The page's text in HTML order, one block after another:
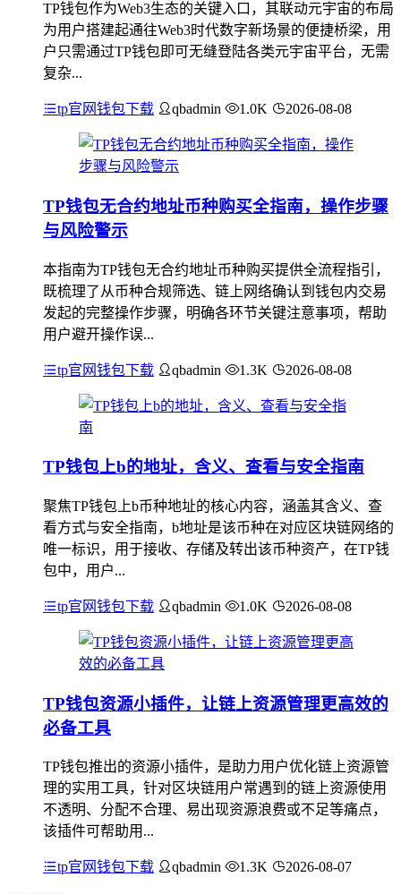
TP钱包作为Web3生态的关键入口，其联动元宇宙的布局
为用户搭建起通往Web3时代数字新场景的便捷桥梁，用
户只需通过TP钱包即可无缝登陆各类元宇宙平台，无需
复杂...
tp官网钱包下载 qbadmin 1.0K 2026-08-08
TP钱包无合约地址币种购买全指南，操作步骤
与风险警示
本指南为TP钱包无合约地址币种购买提供全流程指引，
既梳理了从币种合规筛选、链上网络确认到钱包内交易
发起的完整操作步骤，明确各环节关键注意事项，帮助
用户避开操作误...
tp官网钱包下载 qbadmin 1.3K 2026-08-08
TP钱包上b的地址，含义、查看与安全指南
聚焦TP钱包上b币种地址的核心内容，涵盖其含义、查
看方式与安全指南，b地址是该币种在对应区块链网络的
唯一标识，用于接收、存储及转出该币种资产，在TP钱
包中，用户...
tp官网钱包下载 qbadmin 1.0K 2026-08-08
TP钱包资源小插件，让链上资源管理更高效的
必备工具
TP钱包推出的资源小插件，是助力用户优化链上资源管
理的实用工具，针对区块链用户常遇到的链上资源使用
不透明、分配不合理、易出现资源浪费或不足等痛点，
该插件可帮助用...
tp官网钱包下载 qbadmin 1.3K 2026-08-07